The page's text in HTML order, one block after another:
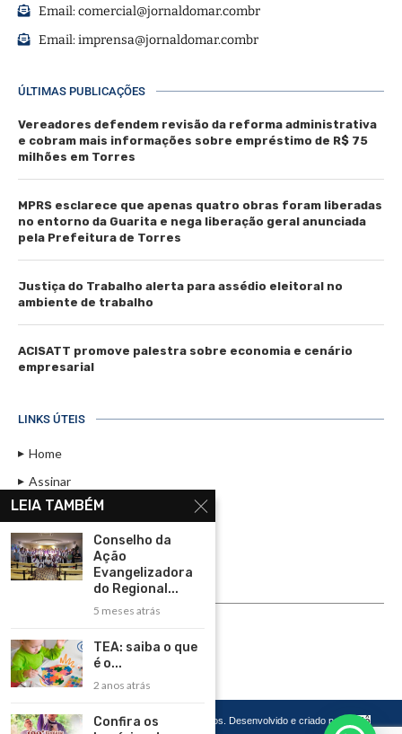
Email:comercial@jornaldomar.combr
Email:imprensa@jornaldomar.combr
ÚLTIMAS PUBLICAÇÕES
Vereadores defendem revisão da reforma administrativa
e cobram mais informações sobre empréstimo de R$ 75
milhões em Torres
MPRS esclarece que apenas quatro obras foram liberadas
no entorno da Guarita e nega liberação geral anunciada
pela Prefeitura de Torres
Justiça do Trabalho alerta para assédio eleitoral no
ambiente de trabalho
ACISATT promove palestra sobre economia e cenário
empresarial
LINKS ÚTEIS
Home
Assinar
Contato
Política de Privacidade
Rádio Maristela - Ao Vivo
ASSINE
Copyright 2026 – Todos os Direitos Reservados. Desenvolvido e criado por
Cadô
LEIA TAMBÉM
Conselho da
Ação
Evangelizadora
do Regional...
5 meses atrás
TEA: saiba o que
é o...
2 anos atrás
Confira os